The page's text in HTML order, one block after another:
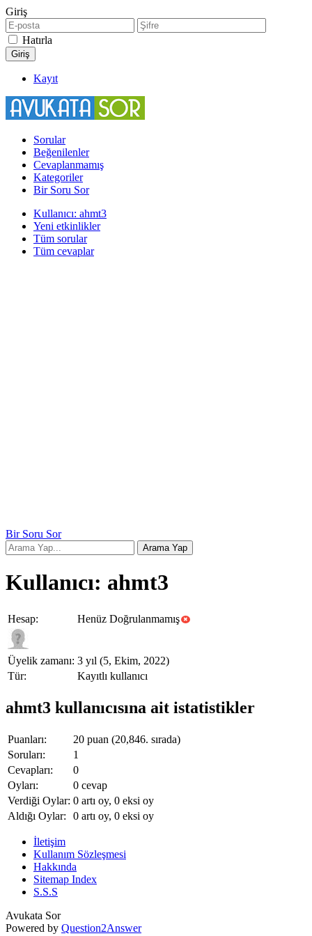
Giriş
Hatırla
Kayıt
Sorular
Beğenilenler
Cevaplanmamış
Kategoriler
Bir Soru Sor
Kullanıcı: ahmt3
Yeni etkinlikler
Tüm sorular
Tüm cevaplar
Bir Soru Sor
Kullanıcı: ahmt3
Hesap: Henüz Doğrulanmamış
Üyelik zamanı: 3 yıl (5, Ekim, 2022)
Tür:
Kayıtlı kullanıcı
ahmt3 kullanıcısına ait istatistikler
Puanları: 20 puan (20,846. sırada)
Soruları:
1
Cevapları:
0
Oyları:
0 cevap
Verdiği Oylar: 0 artı oy, 0 eksi oy
Aldığı Oylar:
0 artı oy, 0 eksi oy
İletişim
Kullanım Sözleşmesi
Hakkında
Sitemap Index
S.S.S
Avukata Sor
Powered by Question2Answer